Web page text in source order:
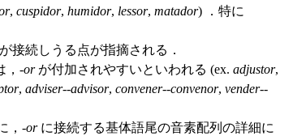
, cuspidor, humidor, lessor, matador) ．特に
接続しうる点が指摘される．
，-orが付加されやすいといわれる (ex. adjustor,
, adviser--advisor, convener--convenor, vender--
，-orに接続する基体語尾の音素配列の詳細に